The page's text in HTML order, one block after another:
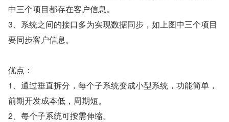
中三个项目都存在客户信息。
3、系统之间的接口多为实现数据同步，如上图中三个项目
要同步客户信息。
优点：
1、通过垂直拆分，每个子系统变成小型系统，功能简单，
前期开发成本低，周期短。
2、每个子系统可按需伸缩。